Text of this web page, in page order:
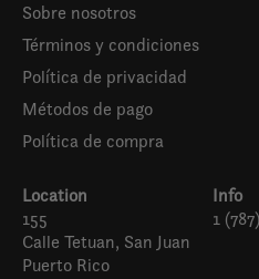
Sobre nosotros
Términos y condiciones
Política de privacidad
Métodos de pago
Política de compra
Location
155
Calle Tetuan, San Juan
Puerto Rico
Info
1